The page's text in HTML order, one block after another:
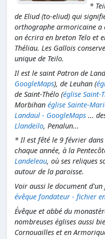
*
de Eliud (to-eliud) qui
orthographe armoricaine a
on écrira en breton Telo et
Théliau. Les Gallois
unique de Teilo.
Il est le saint Patron de
GoogleMaps), de Leuhan (
de Saint-Thélo (église Saint-
Morbihan église Sainte-
Landaul - GoogleMaps ...
Llandeilo, Penalun...
* Il est fêté le 9 février
chaque année, à la
Landeleau, où ses reliques
autour de la paroisse.
Voir aussi le document
évêque fondateur - fichier
Évêque et abbé du
nombreuses églises aussi
Cornouailles et en